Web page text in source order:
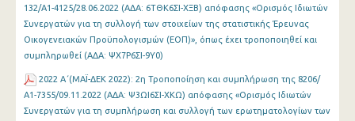
132/Α1-4125/28.06.2022 (ΑΔΑ: 6ΤΘΚ6ΣΙ-ΧΞΒ) απόφασης «Ορισμός Ιδιωτών
Συνεργατών για τη συλλογή των στοιχείων της στατιστικής Έρευνας
Οικογενειακών Προϋπολογισμών (ΕΟΠ)», όπως έχει τροποποιηθεί και
συμπληρωθεί (ΑΔΑ: ΨΧ7Ρ6ΣΙ-9Υ0)
2022 Α΄(MAΪ-ΔΕΚ 2022): 2η Τροποποίηση και συμπλήρωση της 8206/
Α1-7355/09.11.2022 (ΑΔΑ: Ψ3ΩΙ6ΣΙ-ΧΚΩ) απόφασης «Ορισμός Ιδιωτών
Συνεργατών για τη συμπλήρωση και συλλογή των ερωτηματολογίων των